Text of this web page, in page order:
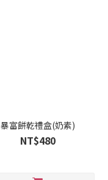
暴富餅乾禮盒(奶素)
NT$480